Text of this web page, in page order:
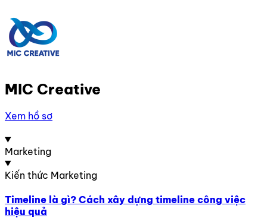
MIC Creative
Xem hồ sơ
Marketing
Kiến thức Marketing
Timeline là gì? Cách xây dựng timeline công việc
hiệu quả